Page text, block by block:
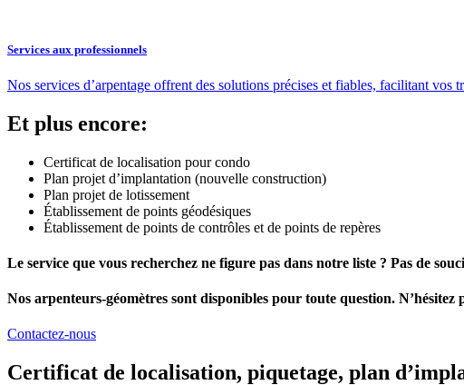
Services aux professionnels
Nos services d’arpentage offrent des solutions précises et fiables, facilitant vos
Et plus encore:
Certificat de localisation pour condo
Plan projet d’implantation (nouvelle construction)
Plan projet de lotissement
Établissement de points géodésiques
Établissement de points de contrôles et de points de repères
Le service que vous recherchez ne figure pas dans notre liste ? Pas de
Nos arpenteurs-géomètres sont disponibles pour toute question. N’hésitez
Contactez-nous
Certificat de localisation, piquetage, plan